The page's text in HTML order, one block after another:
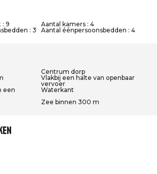
: 9
Aantal kamers : 4
: 3
Aantal éénpersoonsbedden : 4
Centrum dorp
Vlakbij een halte van openbaar
vervoer
een
Waterkant
Zee binnen 300 m